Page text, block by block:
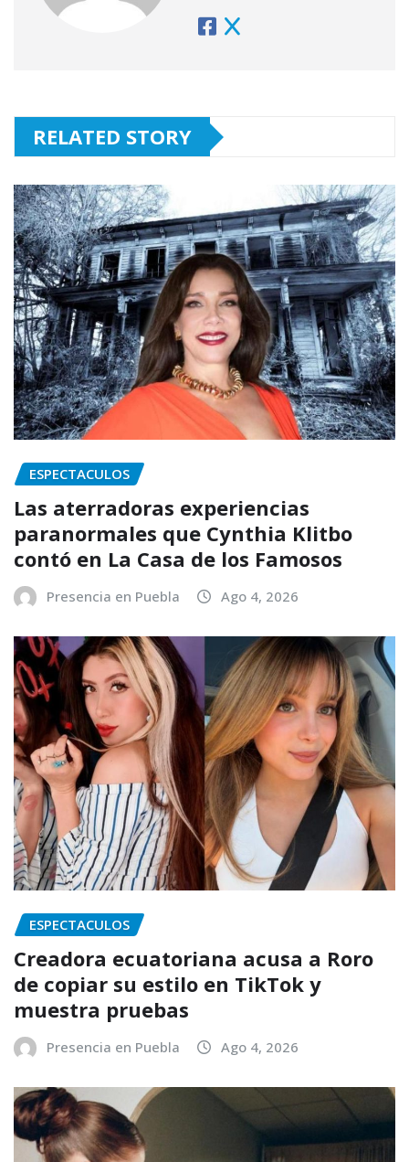
RELATED STORY
ESPECTACULOS
Las aterradoras experiencias
paranormales que Cynthia Klitbo
contó en La Casa de los Famosos
Presencia en Puebla Ago 4, 2026
ESPECTACULOS
Creadora ecuatoriana acusa a Roro
de copiar su estilo en TikTok y
muestra pruebas
Presencia en Puebla Ago 4, 2026